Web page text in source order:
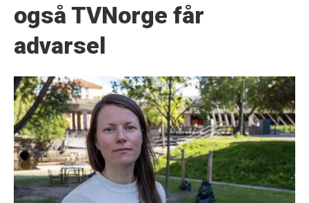
også TVNorge får
advarsel